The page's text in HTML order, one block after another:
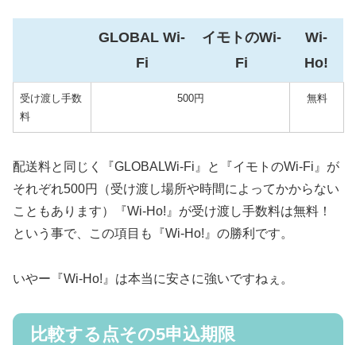
GLOBAL Wi-
Fi
イモトのWi-
Fi
Wi-
Ho!
受け渡し手数
料
500円 無料
配送料と同じく『GLOBALWi-Fi』と『イモトのWi-Fi』が
それぞれ500円（受け渡し場所や時間によってかからない
こともあります）『Wi-Ho!』が受け渡し手数料は無料！
という事で、この項目も『Wi-Ho!』の勝利です。
いやー『Wi-Ho!』は本当に安さに強いですねぇ。
比較する点その5申込期限